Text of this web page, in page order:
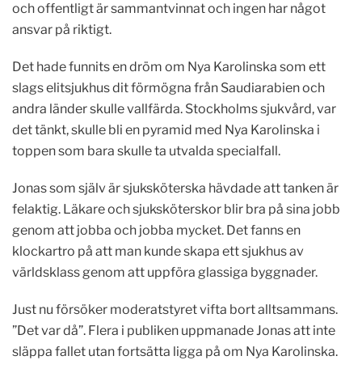
och offentligt är sammantvinnat och ingen har något
ansvar på riktigt.
Det hade funnits en dröm om Nya Karolinska som ett
slags elitsjukhus dit förmögna från Saudiarabien och
andra länder skulle vallfärda. Stockholms sjukvård, var
det tänkt, skulle bli en pyramid med Nya Karolinska i
toppen som bara skulle ta utvalda specialfall.
Jonas som själv är sjuksköterska hävdade att tanken är
felaktig. Läkare och sjuksköterskor blir bra på sina jobb
genom att jobba och jobba mycket. Det fanns en
klockartro på att man kunde skapa ett sjukhus av
världsklass genom att uppföra glassiga byggnader.
Just nu försöker moderatstyret vifta bort alltsammans.
”Det var då”. Flera i publiken uppmanade Jonas att inte
släppa fallet utan fortsätta ligga på om Nya Karolinska.